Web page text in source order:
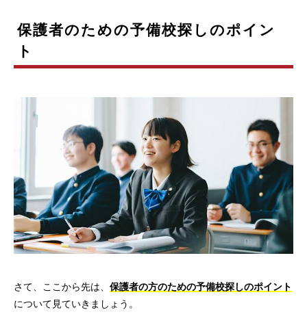
保護者のための予備校探しのポイン
ト
さて、ここから先は、 保護者の方のための予備校探しのポイント
について見ていきましょう。